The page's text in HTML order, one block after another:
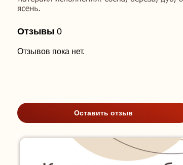
Отзывы 0
Отзывов пока нет.
Оставить отзыв